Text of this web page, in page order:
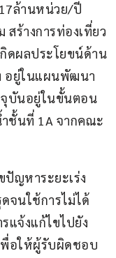
ล้านหน่วย/ปี
สร้างการท่องเที่ยว
ดผลประโยขน์ด้าน
อยู่ในแผนพัฒนา
จุบันอยู่ในขั้นตอน
ชั้นที่ 1A จากคณะ
ปัญหาระยะเร่ง
จนใช้การไม่ได้
แจ้งแก้ไขไปยัง
พื่อให้ผู้รับผิดชอบ